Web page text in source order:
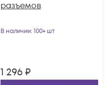
разъемов
В наличии: 100+ шт
1 296 ₽